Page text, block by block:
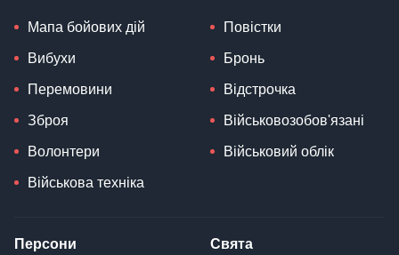
Мапа бойових дій
Вибухи
Перемовини
Зброя
Волонтери
Військова техніка
Повістки
Бронь
Відстрочка
Військовозобов'язані
Військовий облік
Персони Свята